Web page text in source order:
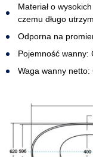
Materiał o
czemu długo
Odporna na
Pojemność wanny:
Waga wanny